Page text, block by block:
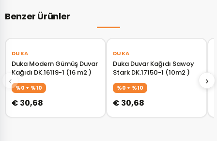
Benzer Ürünler
‹ ›
DUKA
Duka Modern Gümüş Duvar
Kağıdı DK.16119-1 (16 m2 )
%0 + %10
€ 30,68
DUKA
Duka Duvar Kağıdı Sawoy
Stark DK.17150-1 (10m2 )
%0 + %10
€ 30,68